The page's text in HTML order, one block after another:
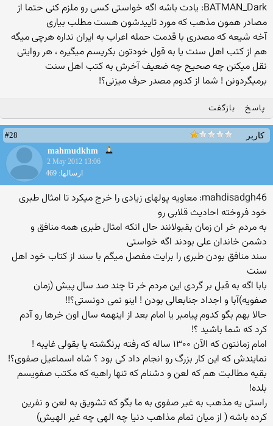
BATMAN_Dark: یادت باشه اگه خواستی کسی رو ملزم کنی حتما از
مصادر همون مذهب که مورد تاییدشون هست مطلب بیاری
آخه شیعه که مصدری با قدمت حمله اعراب به ایران نداره هرچی میگه
هم از کتب اهل سنت یا به قول خودتون بکریسم میگیره ، هر روایتی
نقل میکنن چه صحیح چه ضعیف آخرش به کتب اهل سنت
برمیگردونن ! شما از کدوم مصدر حرف میزنی؟!
پاسخ بازگفت
کاربر
#28
mahmudkhm
2 May 2012 13:06
ارسالها: 469
mahdisadgh46: معاویه پولهای زیادی را خرج میکرد تا امثال طبری
خود فروخته احادیث قلابی رو
به مردم خر ان زمان بقبولانند حال انکه امثال طبری همه منافق و
دشمن خاندان علی بودند اگه خواستی
سند منافق بودن طبری را برایت مفصل میگم با سند از کتاب خود اهل
سنت
بابا اگه به قبل بر گردی این مردم خر تا چند صد سال پیش (زمان
صفویه)آبا و اجداد جنابعالی بودن ! اینو نمی دونستی؟!!
حالا بهم بگو کدوم پیامبر یا امام بعد از اینهمه سال اون خرها رو آدم
کرد که شما باشید ؟!
امام زمانتون که الآن ۱۳۰۰ ساله که رفته برنگشته یا بقولی غایبه !
نمایندش که این کار بزرگ رو انجام داد کی بود ؟ شاه اسماعیل صفوی؟!
بقیه مطالبت هم که لعن و دشنام که تنها راهیه که مکتب صفویسم
بلده!
راستی یه مذهب به غیر صفوی به ما بگو که تشویق به لعن و نفرین
کرده باشه ( از میان تمام مذاهب دنیا چه الهی چه غیر الهیش)